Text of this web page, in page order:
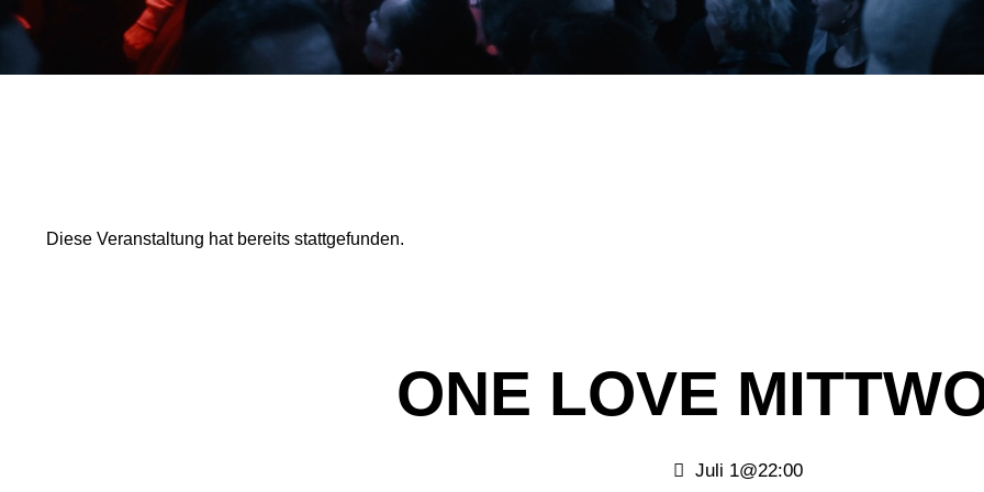
Diese Veranstaltung hat bereits stattgefunden.
ONE LOVE
Juli 1@22:00